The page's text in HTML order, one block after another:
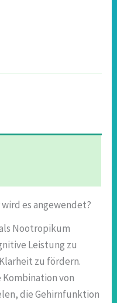
es angewendet?
Nootropikum
Leistung zu
zu fördern.
von
die Gehirnfunktion